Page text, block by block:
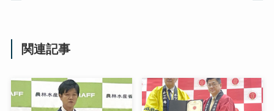
関連記事